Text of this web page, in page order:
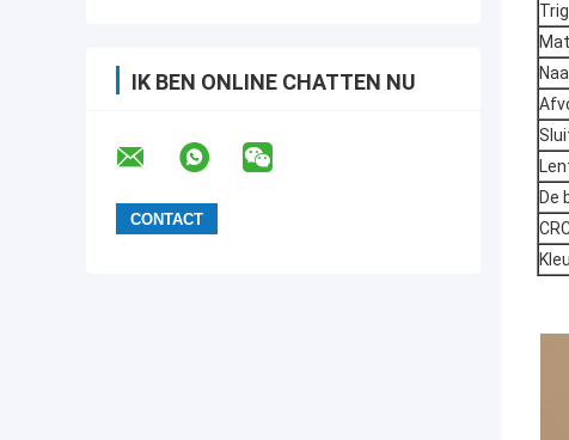
IK BEN ONLINE CHATTEN NU
De